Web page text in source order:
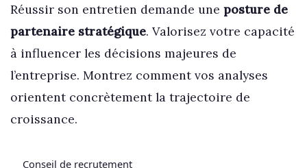
Réussir son entretien demande une posture de
partenaire stratégique. Valorisez votre capacité
à influencer les décisions majeures de
l’entreprise. Montrez comment vos analyses
orientent concrètement la trajectoire de
croissance.
Conseil de recrutement